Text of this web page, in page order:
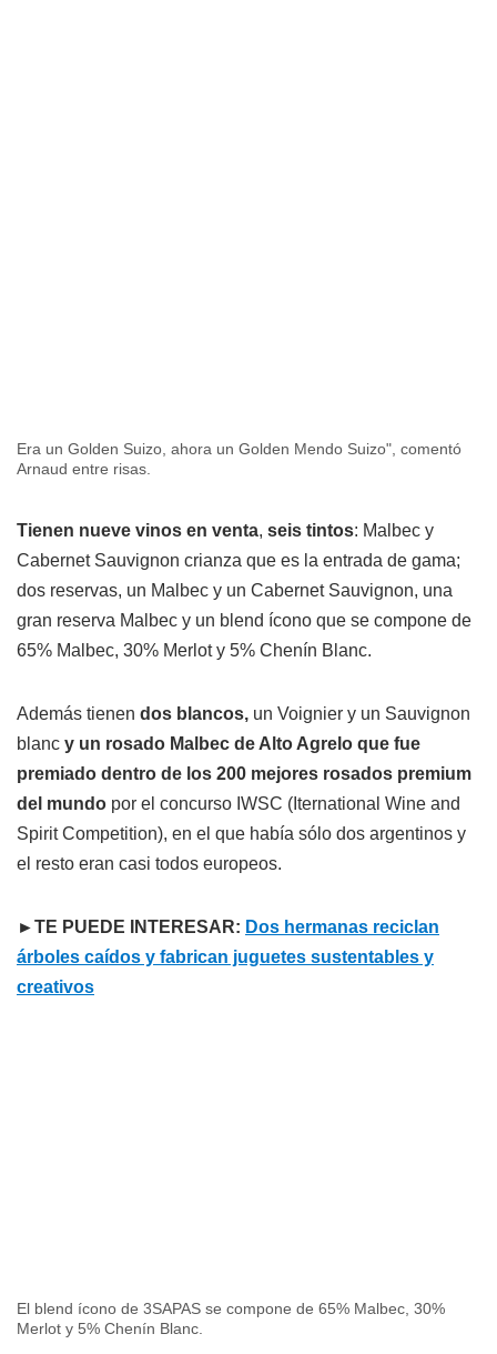
Era un Golden Suizo, ahora un Golden Mendo Suizo", comentó
Arnaud entre risas.
Tienen nueve vinos en venta, seis tintos: Malbec y
Cabernet Sauvignon crianza que es la entrada de gama;
dos reservas, un Malbec y un Cabernet Sauvignon, una
gran reserva Malbec y un blend ícono que se compone de
65% Malbec, 30% Merlot y 5% Chenín Blanc.
Además tienen dos blancos, un Voignier y un Sauvignon
blanc y un rosado Malbec de Alto Agrelo que fue
premiado dentro de los 200 mejores rosados premium
del mundo por el concurso IWSC (Iternational Wine and
Spirit Competition), en el que había sólo dos argentinos y
el resto eran casi todos europeos.
►TE PUEDE INTERESAR: Dos hermanas reciclan
árboles caídos y fabrican juguetes sustentables y
creativos
El blend ícono de 3SAPAS se compone de 65% Malbec, 30%
Merlot y 5% Chenín Blanc.